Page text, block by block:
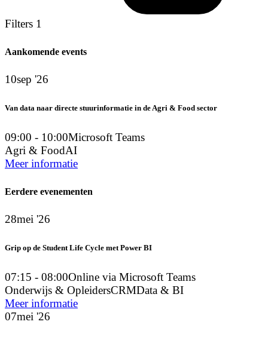
Filters 1
Aankomende events
10sep '26
Van data naar directe stuurinformatie in de Agri & Food sector
09:00 - 10:00Microsoft Teams
Agri & FoodAI
Meer informatie
Eerdere evenementen
28mei '26
Grip op de Student Life Cycle met Power BI
07:15 - 08:00Online via Microsoft Teams
Onderwijs & OpleidersCRMData & BI
Meer informatie
07mei '26